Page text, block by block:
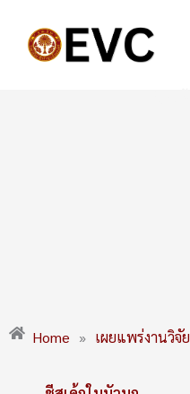
content
Home » เผยแพร่งานวิจัย